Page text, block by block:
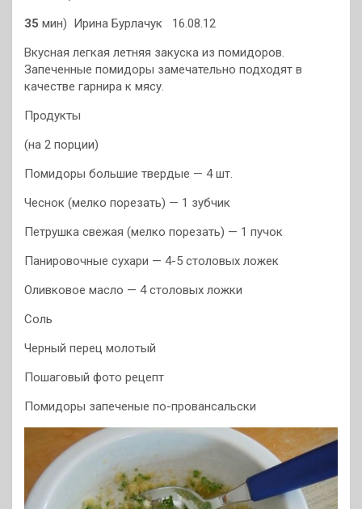
35 мин) Ирина Бурлачук 16.08.12
Вкусная легкая летняя закуска из помидоров.
Запеченные помидоры замечательно подходят в
качестве гарнира к мясу.
Продукты
(на 2 порции)
Помидоры большие твердые — 4 шт.
Чеснок (мелко порезать) — 1 зубчик
Петрушка свежая (мелко порезать) — 1 пучок
Панировочные сухари — 4-5 столовых ложек
Оливковое масло — 4 столовых ложки
Соль
Черный перец молотый
Пошаговый фото рецепт
Помидоры запеченые по-провансальски